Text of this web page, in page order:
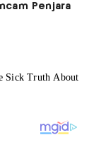
Penjara